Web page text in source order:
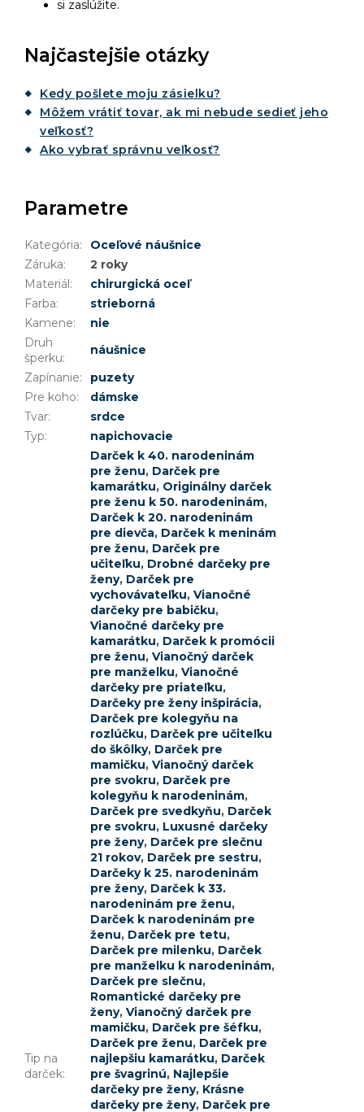
si zaslúžite.
Najčastejšie otázky
Kedy pošlete moju zásielku?
Môžem vrátiť tovar, ak mi nebude sedieť jeho
veľkosť?
Ako vybrať správnu veľkosť?
Parametre
Kategória:
Oceľové náušnice
Záruka:
2 roky
Materiál :
chirurgická oceľ
Farba:
strieborná
Kamene:
nie
Druh
šperku:
náušnice
Zapínanie:
puzety
Pre koho:
dámske
Tvar:
srdce
Typ: napichovacie
Tip na
darček:
Darček k 40. narodeninám
pre ženu, Darček pre
kamarátku, Originálny darček
pre ženu k 50. narodeninám,
Darček k 20. narodeninám
pre dievča, Darček k meninám
pre ženu, Darček pre
učiteľku, Drobné darčeky pre
ženy, Darček pre
vychovávateľku, Vianočné
darčeky pre babičku,
Vianočné darčeky pre
kamarátku, Darček k promócii
pre ženu, Vianočný darček
pre manželku, Vianočné
darčeky pre priateľku,
Darčeky pre ženy inšpirácia,
Darček pre kolegyňu na
rozlúčku, Darček pre učiteľku
do škôlky, Darček pre
mamičku, Vianočný darček
pre svokru, Darček pre
kolegyňu k narodeninám,
Darček pre svedkyňu, Darček
pre svokru, Luxusné darčeky
pre ženy, Darček pre slečnu
21 rokov, Darček pre sestru,
Darčeky k 25. narodeninám
pre ženy, Darček k 33.
narodeninám pre ženu,
Darček k narodeninám pre
ženu, Darček pre tetu,
Darček pre milenku, Darček
pre manželku k narodeninám,
Darček pre slečnu,
Romantické darčeky pre
ženy, Vianočný darček pre
mamičku, Darček pre šéfku,
Darček pre ženu, Darček pre
najlepšiu kamarátku, Darček
pre švagrinú, Najlepšie
darčeky pre ženy, Krásne
darčeky pre ženy, Darček pre